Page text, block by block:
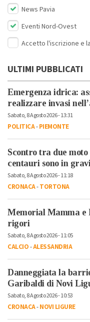
News Pavia
Eventi Nord-Ovest
Accetto l'iscrizione e la
ULTIMI PUBBLICATI
Emergenza idrica:
realizzare invasi
Sabato, 8 Agosto 2026 - 13:31
POLITICA-PIEMONTE
Scontro tra due
centauri sono in
Sabato, 8 Agosto 2026 - 11:18
CRONACA-TORTONA
Memorial Mamma e
rigori
Sabato, 8 Agosto 2026 - 11:05
CALCIO-ALESSANDRIA
Danneggiata la
Garibaldi di Novi
Sabato, 8 Agosto 2026 - 10:53
CRONACA-NOVI LIGURE